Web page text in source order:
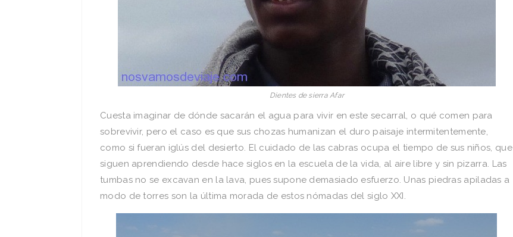
Dientes de sierra Afar
Cuesta imaginar de dónde sacarán el agua para vivir en este secarral, o qué comen para
sobrevivir, pero el caso es que sus chozas humanizan el duro paisaje intermitentemente,
como si fueran iglús del desierto. El cuidado de las cabras ocupa el tiempo de sus niños, que
siguen aprendiendo desde hace siglos en la escuela de la vida, al aire libre y sin pizarra. Las
tumbas no se excavan en la lava, pues supone demasiado esfuerzo. Unas piedras apiladas a
modo de torres son la última morada de estos nómadas del siglo XXI.